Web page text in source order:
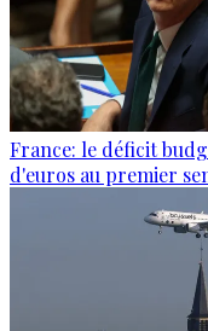
France: le déficit
d'euros au premier